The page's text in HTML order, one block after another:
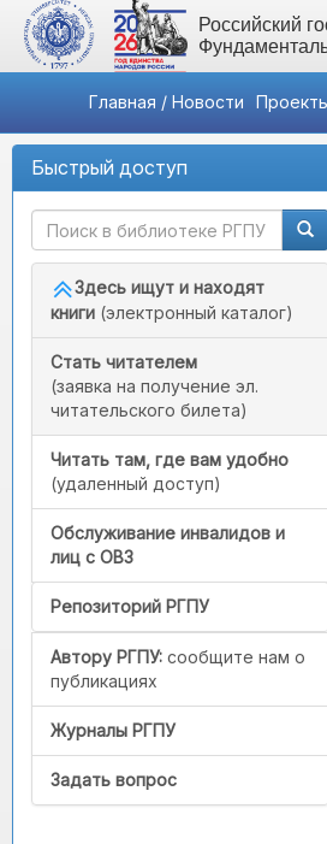
Российский
Главная / Новости
Быстрый доступ
Здесь ищут и находят
книги (электронный каталог)
Стать читателем
(заявка на получение эл.
читательского билета)
Читать там, где вам удобно
(удаленный доступ)
Обслуживание инвалидов и
лиц с ОВЗ
Репозиторий РГПУ
Автору РГПУ: сообщите нам о
публикациях
Журналы РГПУ
Задать вопрос